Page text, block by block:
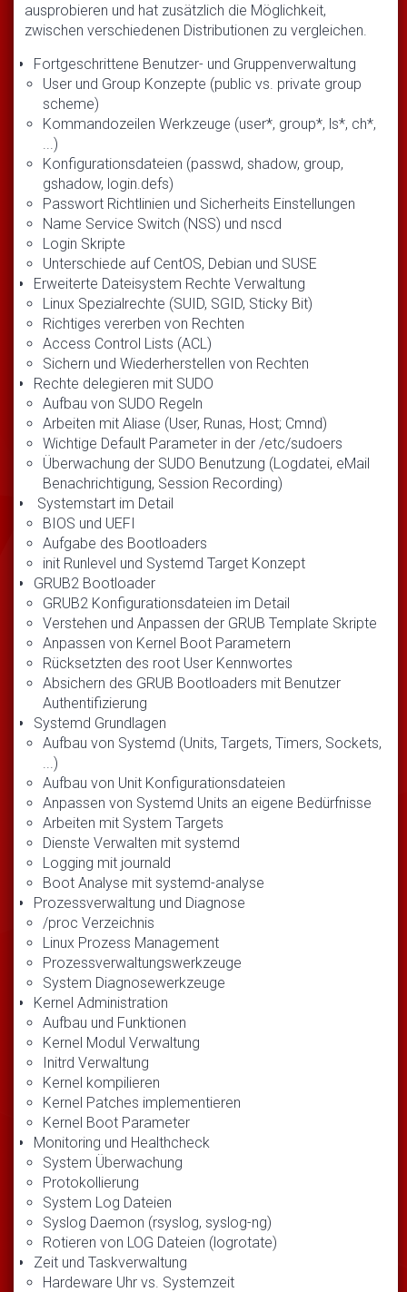
ausprobieren und hat zusätzlich die Möglichkeit,
zwischen verschiedenen Distributionen zu vergleichen.
Fortgeschrittene Benutzer- und Gruppenverwaltung
User und Group Konzepte (public vs. private group
scheme)
Kommandozeilen Werkzeuge (user*, group*, ls*, ch*,
...)
Konfigurationsdateien (passwd, shadow, group,
gshadow, login.defs)
Passwort Richtlinien und Sicherheits Einstellungen
Name Service Switch (NSS) und nscd
Login Skripte
Unterschiede auf CentOS, Debian und SUSE
Erweiterte Dateisystem Rechte Verwaltung
Linux Spezialrechte (SUID, SGID, Sticky Bit)
Richtiges vererben von Rechten
Access Control Lists (ACL)
Sichern und Wiederherstellen von Rechten
Rechte delegieren mit SUDO
Aufbau von SUDO Regeln
Arbeiten mit Aliase (User, Runas, Host; Cmnd)
Wichtige Default Parameter in der /etc/sudoers
Überwachung der SUDO Benutzung (Logdatei, eMail
Benachrichtigung, Session Recording)
Systemstart im Detail
BIOS und UEFI
Aufgabe des Bootloaders
init Runlevel und Systemd Target Konzept
GRUB2 Bootloader
GRUB2 Konfigurationsdateien im Detail
Verstehen und Anpassen der GRUB Template Skripte
Anpassen von Kernel Boot Parametern
Rücksetzten des root User Kennwortes
Absichern des GRUB Bootloaders mit Benutzer
Authentifizierung
Systemd Grundlagen
Aufbau von Systemd (Units, Targets, Timers, Sockets,
...)
Aufbau von Unit Konfigurationsdateien
Anpassen von Systemd Units an eigene Bedürfnisse
Arbeiten mit System Targets
Dienste Verwalten mit systemd
Logging mit journald
Boot Analyse mit systemd-analyse
Prozessverwaltung und Diagnose
/proc Verzeichnis
Linux Prozess Management
Prozessverwaltungswerkzeuge
System Diagnosewerkzeuge
Kernel Administration
Aufbau und Funktionen
Kernel Modul Verwaltung
Initrd Verwaltung
Kernel kompilieren
Kernel Patches implementieren
Kernel Boot Parameter
Monitoring und Healthcheck
System Überwachung
Protokollierung
System Log Dateien
Syslog Daemon (rsyslog, syslog-ng)
Rotieren von LOG Dateien (logrotate)
Zeit und Taskverwaltung
Hardeware Uhr vs. Systemzeit